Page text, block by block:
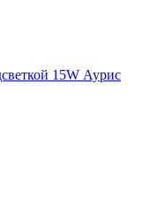
15W Аурис